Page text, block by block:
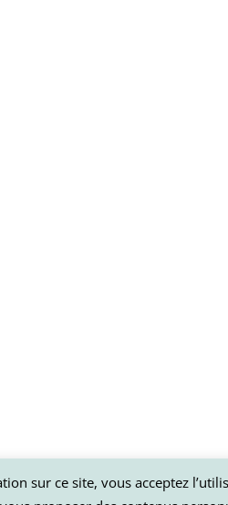
sur ce site, vous acceptez